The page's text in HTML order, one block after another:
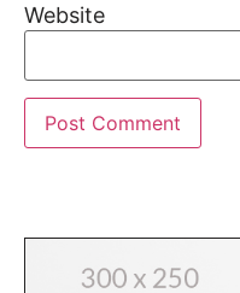
Website